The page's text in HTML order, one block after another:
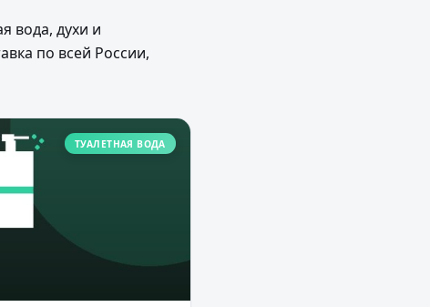
вода, духи и
по всей России,
ТУАЛЕТНАЯ ВОДА